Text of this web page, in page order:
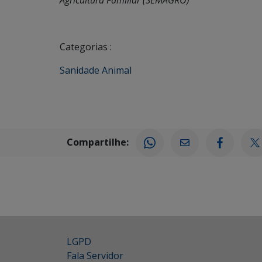
Categorias :
Sanidade Animal
Compartilhe:
LGPD
Fala Servidor